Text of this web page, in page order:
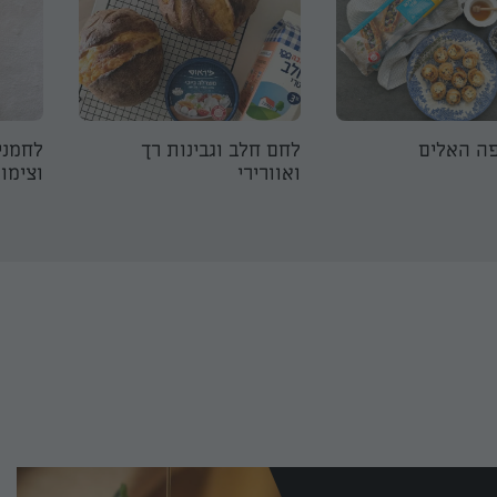
האלים
לחם חלב וגבינות רך
ואוורירי